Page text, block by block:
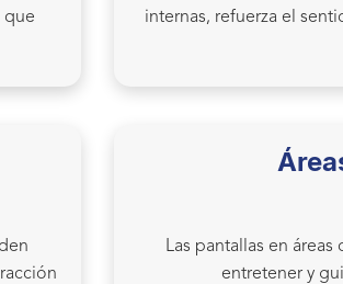
que
internas, refuerza el
Las pantallas en
entretener y